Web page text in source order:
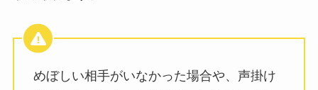
めぼしい相手がいなかった場合や、声掛け